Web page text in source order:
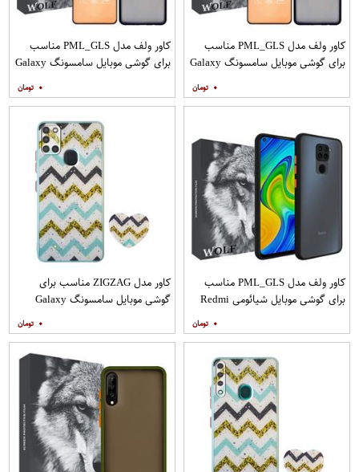
کاور ولف مدل PML_GLS مناسب
برای گوشی موبایل سامسونگ Galaxy
۰
کاور ولف مدل PML_GLS مناسب
برای گوشی موبایل سامسونگ Galaxy
مات
۰
کاور ولف مدل PML_GLS مناسب
برای گوشی موبایل شیائومی Redmi
۰
کاور مدل ZIGZAG مناسب برای
گوشی موبایل سامسونگ Galaxy
۰